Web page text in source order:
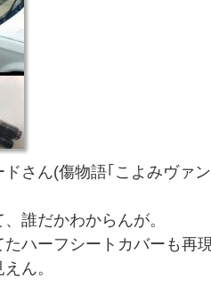
さん(傷物語｢こよみヴァ
誰だかわからんが。
たハーフシートカバーも再
ん。